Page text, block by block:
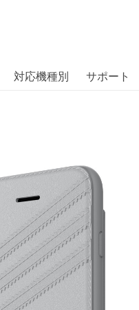
外ブランド」をはじめ
対応機種別 サポート